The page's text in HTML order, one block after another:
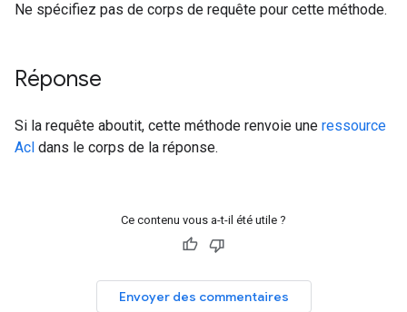
Ne spécifiez pas de corps de requête pour cette méthode.
Réponse
Si la requête aboutit, cette méthode renvoie une ressource
Acl dans le corps de la réponse.
Ce contenu vous a-t-il été utile ?
Envoyer des commentaires